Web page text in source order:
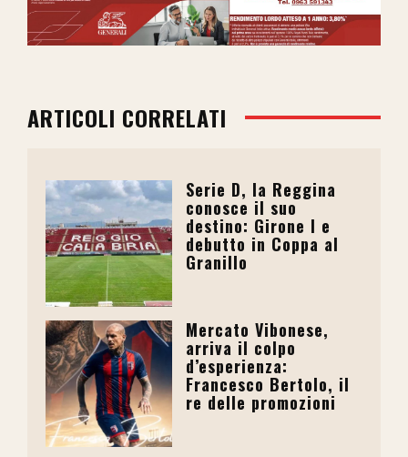
ARTICOLI CORRELATI
Serie D, la Reggina
conosce il suo
destino: Girone I e
debutto in Coppa al
Granillo
Mercato Vibonese,
arriva il colpo
d’esperienza:
Francesco Bertolo, il
re delle promozioni